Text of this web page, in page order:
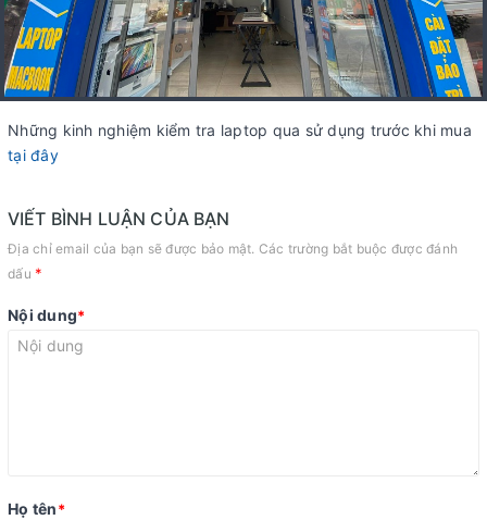
Những kinh nghiệm kiểm tra laptop qua sử dụng trước khi mua
tại đây
VIẾT BÌNH LUẬN CỦA BẠN
Địa chỉ email của bạn sẽ được bảo mật. Các trường bắt buộc được đánh
dấu *
Nội dung*
Họ tên*